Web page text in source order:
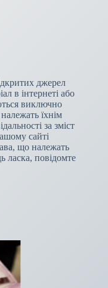
джерел
в інтернеті або
виключно
їхнім
за зміст
сайті
що належать
ласка, повідомте